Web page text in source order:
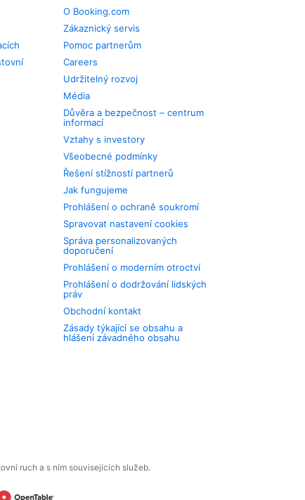
O Booking.com
Zákaznický servis
Pomoc partnerům
Careers
Udržitelný rozvoj
Média
Důvěra a bezpečnost – centrum
informací
Vztahy s investory
Všeobecné podmínky
Řešení stížností partnerů
Jak fungujeme
Prohlášení o ochraně soukromí
Spravovat nastavení cookies
Správa personalizovaných
doporučení
Prohlášení o moderním otroctví
Prohlášení o dodržování lidských
práv
Obchodní kontakt
Zásady týkající se obsahu a
hlášení závadného obsahu
ruch a s ním souvisejících služeb.